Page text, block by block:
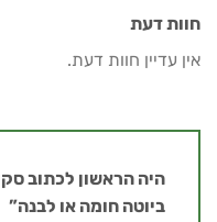
חוות דעת
אין עדיין חוות דעת.
ביוטה חומה או לבנה”